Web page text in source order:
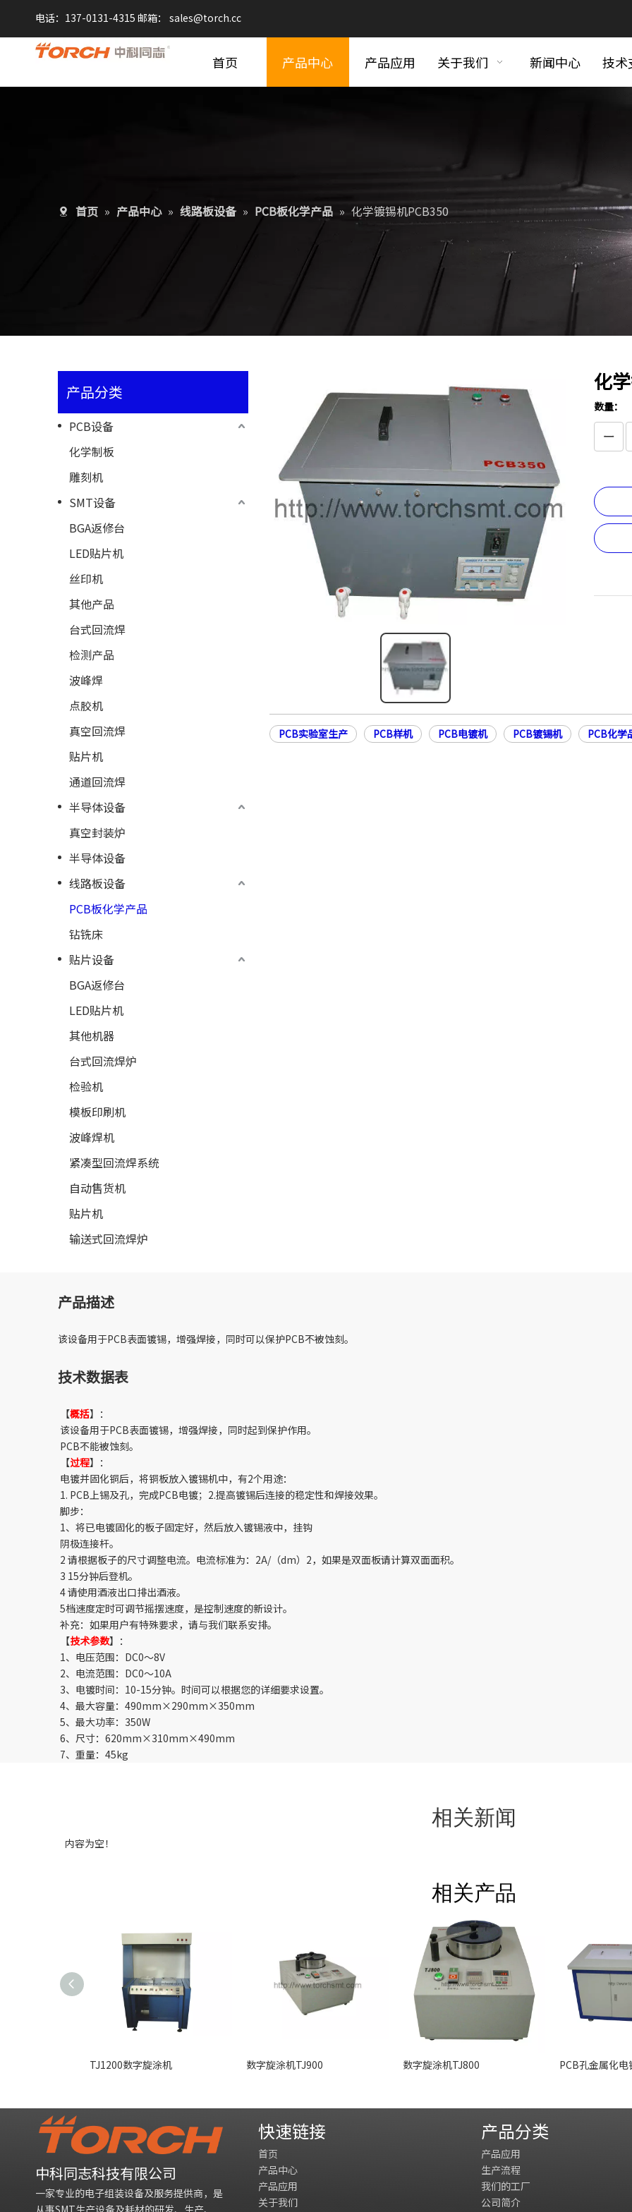
电话：137-0131-4315 邮箱： sales@torch.cc
首页 产品中心 产品应用 关于我们 新闻中心 技术
首页 » 产品中心 » 线路板设备 » PCB板化学产品 » 化学镀锡机PCB350
产品分类
PCB设备
化学制板
雕刻机
SMT设备
BGA返修台
LED贴片机
丝印机
其他产品
台式回流焊
检测产品
波峰焊
点胶机
真空回流焊
贴片机
通道回流焊
半导体设备
真空封装炉
半导体设备
线路板设备
PCB板化学产品
钻铣床
贴片设备
BGA返修台
LED贴片机
其他机器
台式回流焊炉
检验机
模板印刷机
波峰焊机
紧凑型回流焊系统
自动售货机
贴片机
输送式回流焊炉
化
数量：
PCB实验室生产 PCB样机 PCB电镀机 PCB镀锡机 PCB化学
产品描述
该设备用于PCB表面镀锡，增强焊接，同时可以保护PCB不被蚀刻。
技术数据表
【概括】：
该设备用于PCB表面镀锡，增强焊接，同时起到保护作用。
PCB不能被蚀刻。
【过程】：
电镀并固化铜后，将铜板放入镀锡机中，有2个用途：
1. PCB上锡及孔，完成PCB电镀；2.提高镀锡后连接的稳定性和焊接效果。
脚步：
1、将已电镀固化的板子固定好，然后放入镀锡液中，挂钩
阴极连接杆。
2 请根据板子的尺寸调整电流。电流标准为：2A/（dm）2，如果是双面板请计算双面面积。
3 15分钟后登机。
4 请使用酒液出口排出酒液。
5档速度定时可调节摇摆速度，是控制速度的新设计。
补充：如果用户有特殊要求，请与我们联系安排。
【技术参数】：
1、电压范围：DC0～8V
2、电流范围：DC0～10A
3、电镀时间：10-15分钟。时间可以根据您的详细要求设置。
4、最大容量：490mm×290mm×350mm
5、最大功率：350W
6、尺寸：620mm×310mm×490mm
7、重量：45kg
相关新闻
内容为空！
相关产品
TJ1200数字旋涂机 数字旋涂机TJ900 数字旋涂机TJ800
中科同志科技有限公司
一家专业的电子组装设备及服务提供商，是
快速链接
首页
产品中心
产品应用
关于我们
产品分类
产品应用
生产流程
我们的工厂
公司简介